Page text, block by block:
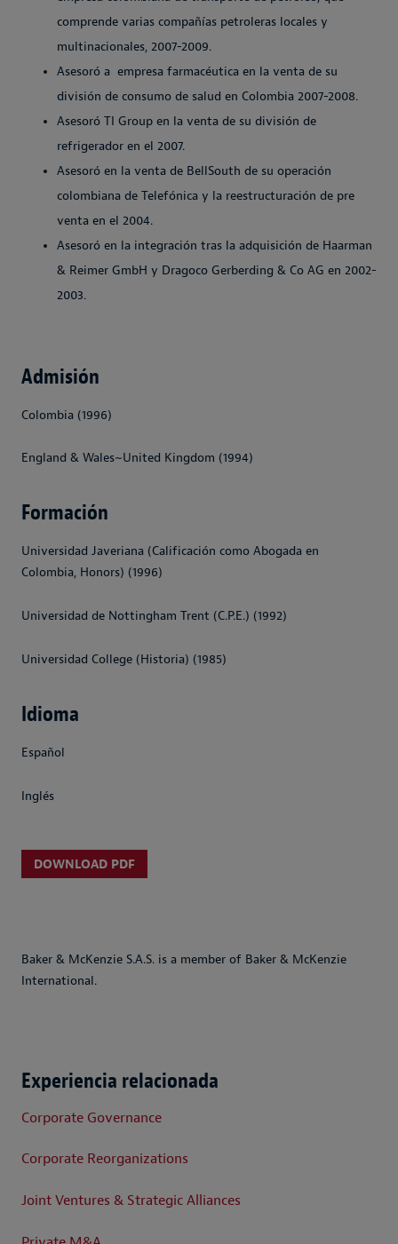
comprende varias compañías petroleras locales y
multinacionales, 2007-2009.
Asesoró a empresa farmacéutica en la venta de su
división de consumo de salud en Colombia 2007-2008.
Asesoró TI Group en la venta de su división de
refrigerador en el 2007.
Asesoró en la venta de BellSouth de su operación
colombiana de Telefónica y la reestructuración de pre
venta en el 2004.
Asesoró en la integración tras la adquisición de Haarman
& Reimer GmbH y Dragoco Gerberding & Co AG en 2002-
2003.
Admisión
Colombia (1996)
England & Wales~United Kingdom (1994)
Formación
Universidad Javeriana (Calificación como Abogada en
Colombia, Honors) (1996)
Universidad de Nottingham Trent (C.P.E.) (1992)
Universidad College (Historia) (1985)
Idioma
Español
Inglés
DOWNLOAD PDF
Baker & McKenzie S.A.S. is a member of Baker & McKenzie
International.
Experiencia relacionada
Corporate Governance
Corporate Reorganizations
Joint Ventures & Strategic Alliances